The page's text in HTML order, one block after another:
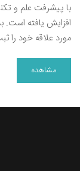
با پیشرفت علم و
افزایش یافته است.
مورد علاقه خود را
مشاهده